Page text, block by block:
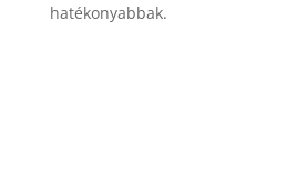
hatékonyabbak.